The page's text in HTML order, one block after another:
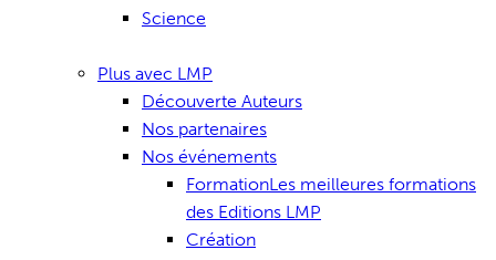
Science
Plus avec LMP
Découverte Auteurs
Nos partenaires
Nos événements
FormationLes meilleures formations
des Editions LMP
Création